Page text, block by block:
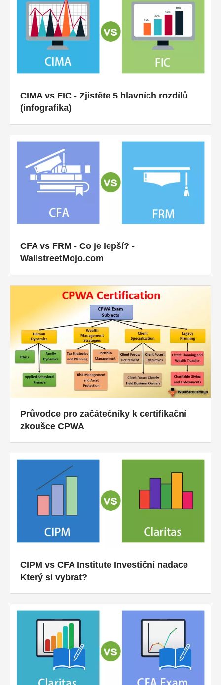
CIMA vs FIC - Zjistěte 5 hlavních rozdílů
(infografika)
CFA vs FRM - Co je lepší? -
WallstreetMojo.com
Průvodce pro začátečníky k certifikační
zkoušce CPWA
CIPM vs CFA Institute Investiční nadace
Který si vybrat?